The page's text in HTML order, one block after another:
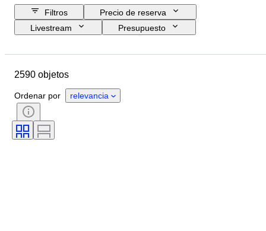
Filtros
Precio de reserva
Livestream
Presupuesto
País de origen
Estado
Estilo
Color
Tamaño del artículo
Motivo
2590 objetos
Ordenar por relevancia